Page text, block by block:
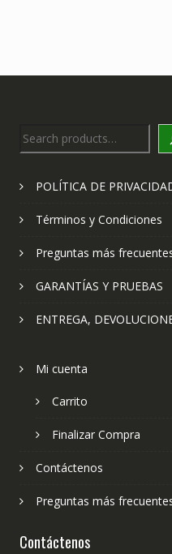
Search
POLÍTICA DE
Términos y Condiciones
Preguntas más
GARANTÍAS Y PRUEBAS
ENTREGA,
Mi cuenta
Carrito
Finalizar Compra
Contáctenos
Preguntas más
Contáctenos